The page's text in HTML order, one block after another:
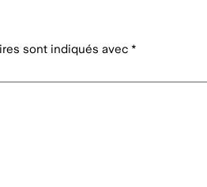
sont indiqués avec *